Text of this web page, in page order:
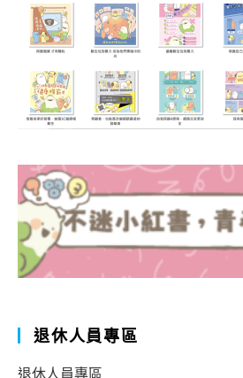
退休人員專區
退休人員專區